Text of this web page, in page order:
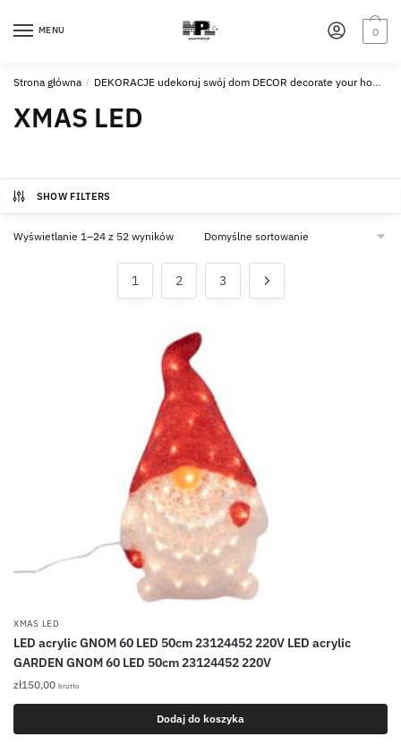
MENU 0
Strona główna / DEKORACJE udekoruj swój dom DECOR decorate your home
XMAS LED
SHOW FILTERS
Wyświetlanie 1–24 z 52 wyników
1 2 3
XMAS LED
LED acrylic GNOM 60 LED 50cm 23124452 220V LED acrylic
GARDEN GNOM 60 LED 50cm 23124452 220V
zł150,00 brutto
Dodaj do koszyka